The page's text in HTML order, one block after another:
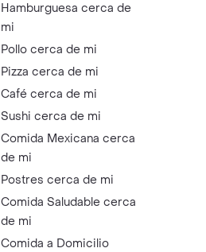
Hamburguesa cerca de
mi
Pollo cerca de mi
Pizza cerca de mi
Café cerca de mi
Sushi cerca de mi
Comida Mexicana cerca
de mi
Postres cerca de mi
Comida Saludable cerca
de mi
Comida a Domicilio